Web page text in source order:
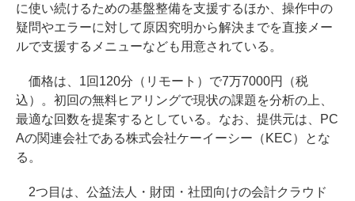
に使い続けるための基盤整備を支援するほか、操作中の
疑問やエラーに対して原因究明から解決までを直接メー
ルで支援するメニューなども用意されている。
価格は、1回120分（リモート）で7万7000円（税
込）。初回の無料ヒアリングで現状の課題を分析の上、
最適な回数を提案するとしている。なお、提供元は、PC
Aの関連会社である株式会社ケーイーシー（KEC）とな
る。
2つ目は、公益法人・財団・社団向けの会計クラウド